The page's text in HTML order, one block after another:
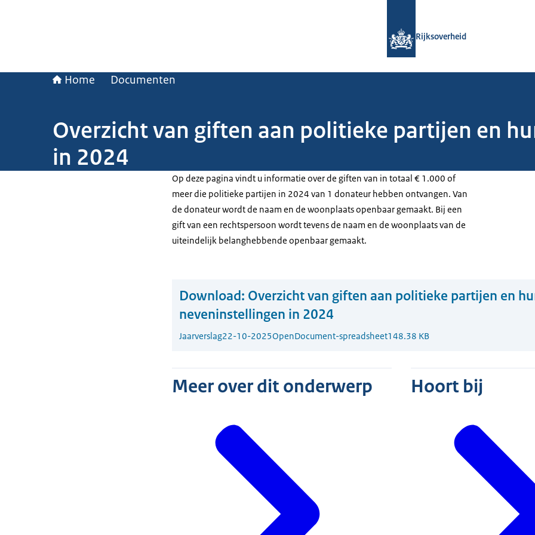
Rijksoverheid
Home Documenten
Overzicht van giften aan politieke partijen en
in 2024
Op deze pagina vindt u informatie over de giften van in totaal € 1.000 of
meer die politieke partijen in 2024 van 1 donateur hebben ontvangen. Van
de donateur wordt de naam en de woonplaats openbaar gemaakt. Bij een
gift van een rechtspersoon wordt tevens de naam en de woonplaats van de
uiteindelijk belanghebbende openbaar gemaakt.
Download: Overzicht van giften aan politieke partijen en
neveninstellingen in 2024
Jaarverslag22-10-2025OpenDocument-spreadsheet148.38 KB
Meer over dit onderwerp Hoort bij